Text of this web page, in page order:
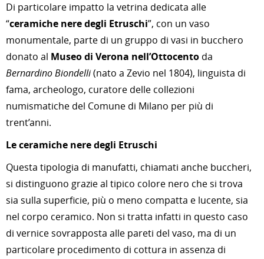
Di particolare impatto la vetrina dedicata alle
“ceramiche nere degli Etruschi”, con un vaso
monumentale, parte di un gruppo di vasi in bucchero
donato al Museo di Verona nell’Ottocento da
Bernardino Biondelli(nato a Zevio nel 1804), linguista di
fama, archeologo, curatore delle collezioni
numismatiche del Comune di Milano per più di
trent’anni.
Le ceramiche nere degli Etruschi
Questa tipologia di manufatti, chiamati anche buccheri,
si distinguono grazie al tipico colore nero che si trova
sia sulla superficie, più o meno compatta e lucente, sia
nel corpo ceramico. Non si tratta infatti in questo caso
di vernice sovrapposta alle pareti del vaso, ma di un
particolare procedimento di cottura in assenza di